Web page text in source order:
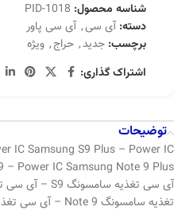
شناسه محصول: PID-1018
دسته: آی سی, آی سی پاور
برچسب: جدید, حراج, ویژه
اشتراک گذاری:
توضیحات
IC Samsung S9 Plus – Power IC
– Power IC Samsung Note 9 Plus
تغذیه سامسونگ Note 9 – آی سی تغذیه سامسونگ Note 9 Plus